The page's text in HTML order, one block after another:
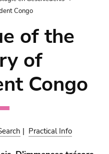
Congo
of the
of
Congo
| Practical Info